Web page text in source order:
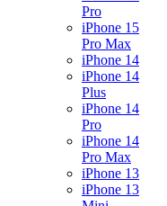
Pro
iPhone 15
Pro Max
iPhone 14
iPhone 14
Plus
iPhone 14
Pro
iPhone 14
Pro Max
iPhone 13
iPhone 13